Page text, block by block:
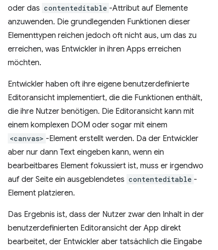
oder das contenteditable -Attribut auf Elemente
anzuwenden. Die grundlegenden Funktionen dieser
Elementtypen reichen jedoch oft nicht aus, um das zu
erreichen, was Entwickler in ihren Apps erreichen
möchten.
Entwickler haben oft ihre eigene benutzerdefinierte
Editoransicht implementiert, die die Funktionen enthält,
die ihre Nutzer benötigen. Die Editoransicht kann mit
einem komplexen DOM oder sogar mit einem
<canvas> -Element erstellt werden. Da der Entwickler
aber nur dann Text eingeben kann, wenn ein
bearbeitbares Element fokussiert ist, muss er irgendwo
auf der Seite ein ausgeblendetes contenteditable -
Element platzieren.
Das Ergebnis ist, dass der Nutzer zwar den Inhalt in der
benutzerdefinierten Editoransicht der App direkt
bearbeitet, der Entwickler aber tatsächlich die Eingabe